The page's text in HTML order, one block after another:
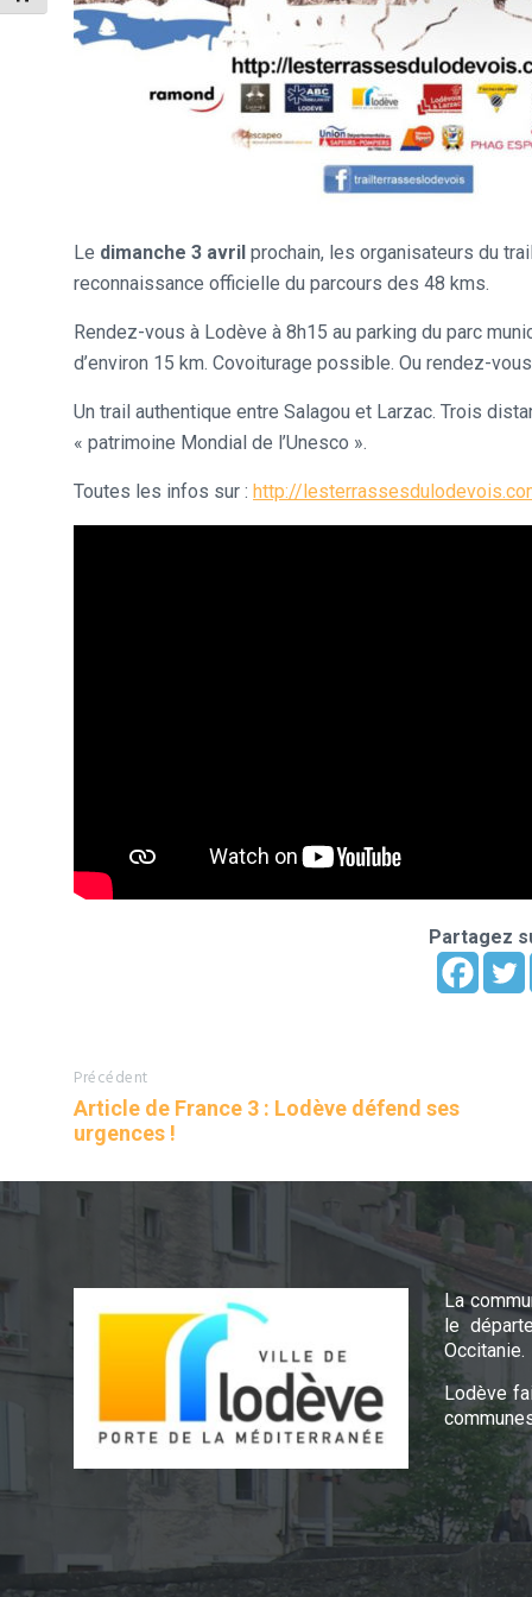
Le dimanche 3 avril prochain, les organisateurs du
reconnaissance officielle du parcours des 48 kms.
Rendez-vous à Lodève à 8h15 au parking du parc
d’environ 15 km. Covoiturage possible. Ou rendez-
Un trail authentique entre Salagou et Larzac. Trois
« patrimoine Mondial de l’Unesco ».
Toutes les infos sur : http://
Partagez
Précédent
Article de France 3 : Lodève défend ses
urgences !
La
le
Occitanie.
Lodève